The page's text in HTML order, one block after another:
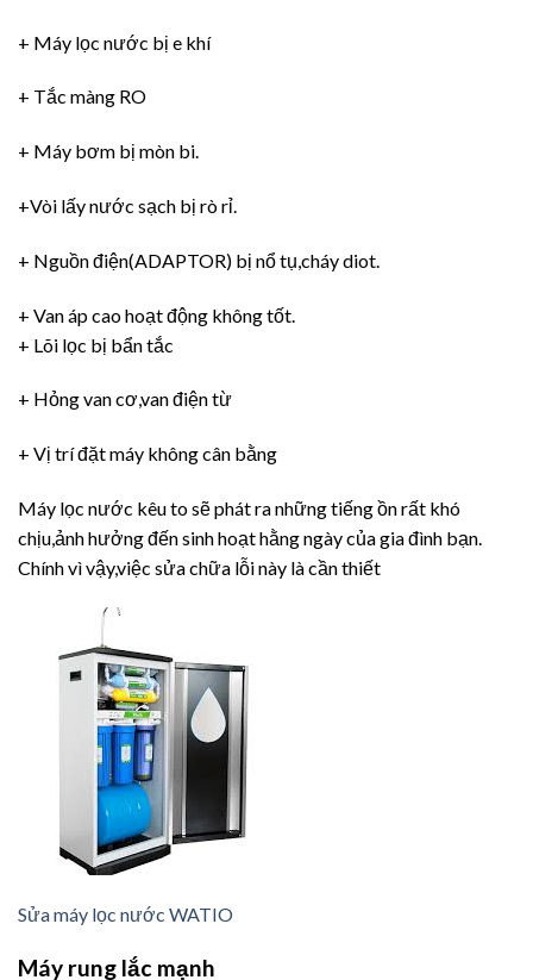
+ Máy lọc nước bị e khí
+ Tắc màng RO
+ Máy bơm bị mòn bi.
+Vòi lấy nước sạch bị rò rỉ.
+ Nguồn điện(ADAPTOR) bị nổ tụ,cháy diot.
+ Van áp cao hoạt động không tốt.
+ Lõi lọc bị bẩn tắc
+ Hỏng van cơ,van điện từ
+ Vị trí đặt máy không cân bằng
Máy lọc nước kêu to sẽ phát ra những tiếng ồn rất khó
chịu,ảnh hưởng đến sinh hoạt hằng ngày của gia đình bạn.
Chính vì vậy,việc sửa chữa lỗi này là cần thiết
Sửa máy lọc nước WATIO
Máy rung lắc mạnh